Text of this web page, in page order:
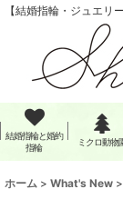
【結婚指輪・ジュエ
結婚指輪と婚約
指輪
ミクロ動物
ホーム > What's New >